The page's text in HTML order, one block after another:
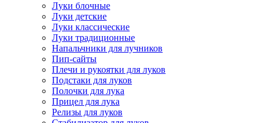
Луки блочные
Луки детские
Луки классические
Луки традиционные
Напальчники для лучников
Пип-сайты
Плечи и рукоятки для луков
Подстаки для луков
Полочки для лука
Прицел для лука
Релизы для луков